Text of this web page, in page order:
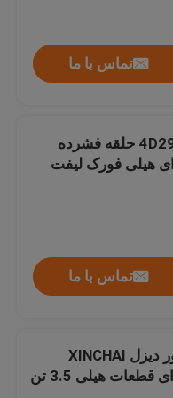
تماس با ما
4D29G31-04003 حلقه فشرده
هیلی فورک لیفت
تماس با ما
مجموعه موتور دیزل XINCHAI